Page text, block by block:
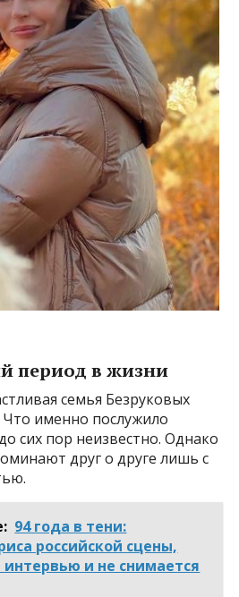
период в жизни
семья Безруковых
Что именно послужило
сих пор неизвестно. Однако
друг о друге лишь с
94 года в тени:
российской сцены,
и не снимается